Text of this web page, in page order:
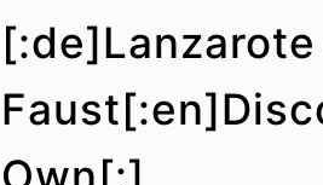
Own[:]